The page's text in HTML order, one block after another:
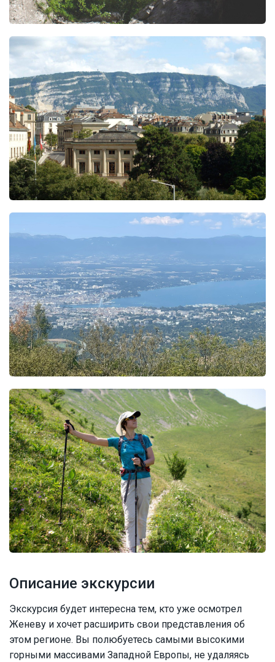
Описание экскурсии
Экскурсия будет интересна тем, кто уже осмотрел
Женеву и хочет расширить свои представления об
этом регионе. Вы полюбуетесь самыми высокими
горными массивами Западной Европы, не удаляясь